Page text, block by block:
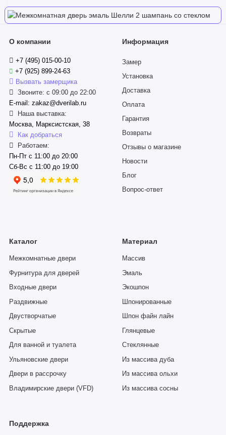
О компании
+7 (495) 015-00-10
+7 (925) 899-24-63
Вызвать замерщика
Звоните: с 09:00 до 22:00
E-mail: zakaz@dverilab.ru
Наша выставка:
Москва, Марксистская, 38
Как добраться
Работаем:
Пн-Пт с 11:00 до 20:00
Сб-Вс с 11:00 до 19:00
Информация
Замер
Установка
Доставка
Оплата
Гарантия
Возвраты
Отзывы о магазине
Новости
Блог
Вопрос-ответ
Каталог
Межкомнатные двери
Фурнитура для дверей
Входные двери
Раздвижные
Двустворчатые
Скрытые
Для ванной и туалета
Ульяновские двери
Двери в рассрочку
Владимирские двери (VFD)
Материал
Массив
Эмаль
Экошпон
Шпонированные
Шпон файн лайн
Глянцевые
Стеклянные
Из массива дуба
Из массива ольхи
Из массива сосны
Поддержка